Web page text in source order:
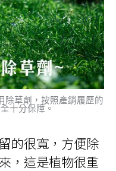
除草劑，按照產銷履歷的
十分保障。
的很寬，方便除
，這是植物很重